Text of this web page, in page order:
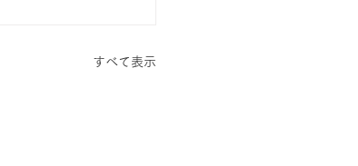
すべて表示